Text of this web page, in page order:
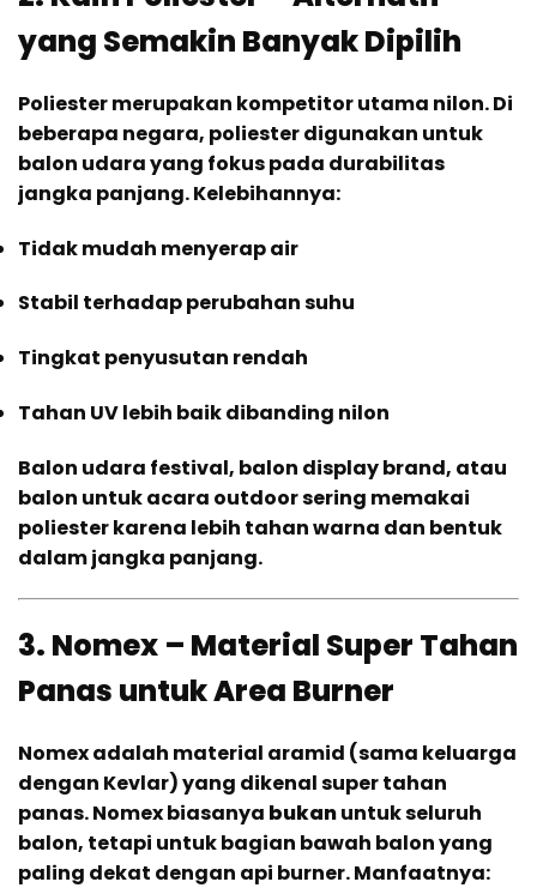
yang Semakin Banyak Dipilih
Poliester merupakan kompetitor utama nilon. Di
beberapa negara, poliester digunakan untuk
balon udara yang fokus pada durabilitas
jangka panjang. Kelebihannya:
Tidak mudah menyerap air
Stabil terhadap perubahan suhu
Tingkat penyusutan rendah
Tahan UV lebih baik dibanding nilon
Balon udara festival, balon display brand, atau
balon untuk acara outdoor sering memakai
poliester karena lebih tahan warna dan bentuk
dalam jangka panjang.
3. Nomex – Material Super Tahan
Panas untuk Area Burner
Nomex adalah material aramid (sama keluarga
dengan Kevlar) yang dikenal super tahan
panas. Nomex biasanya bukanuntuk seluruh
balon, tetapi untuk bagian bawah balon yang
paling dekat dengan api burner. Manfaatnya: